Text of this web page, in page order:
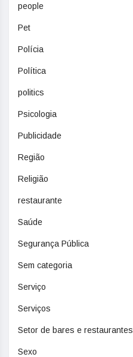
people
Pet
Polícia
Política
politics
Psicologia
Publicidade
Região
Religião
restaurante
Saúde
Segurança Pública
Sem categoria
Serviço
Serviços
Setor de bares e restaurantes
Sexo